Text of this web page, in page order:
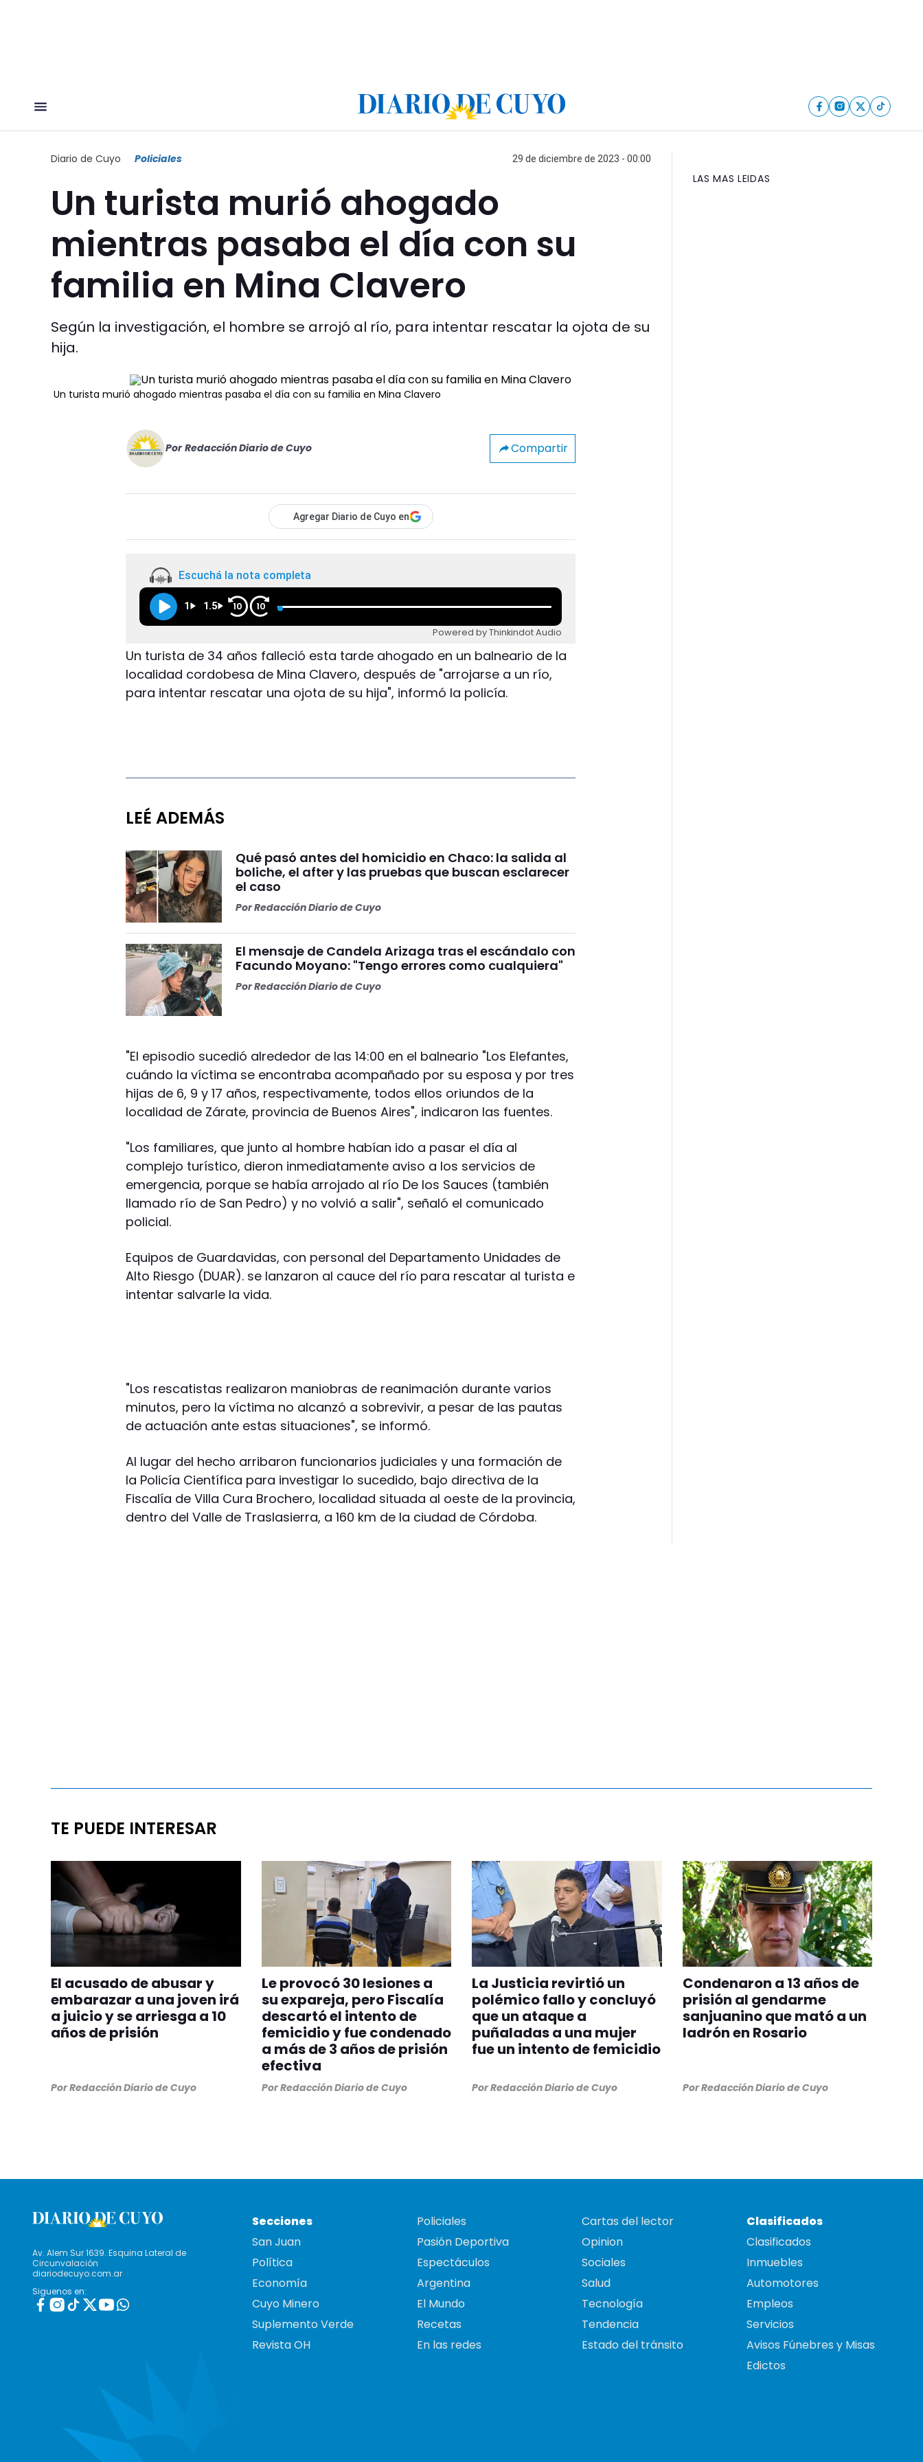
Diario de Cuyo Policiales 29 de diciembre de 2023 - 00:00
Un turista murió ahogado
mientras pasaba el día con su
familia en Mina Clavero
Según la investigación, el hombre se arrojó al río, para intentar rescatar la ojota de su
hija.
Un turista murió ahogado mientras pasaba el día con su familia en Mina Clavero
Por Redacción Diario de Cuyo Compartir
Agregar Diario de Cuyo en
Escuchá la nota completa
1 1.5 10 10
Powered by Thinkindot Audio
Un turista de 34 años falleció esta tarde ahogado en un balneario de la
localidad cordobesa de Mina Clavero, después de "arrojarse a un río,
para intentar rescatar una ojota de su hija", informó la policía.
LEÉ ADEMÁS
Qué pasó antes del homicidio en Chaco: la salida al
boliche, el after y las pruebas que buscan esclarecer
el caso
PorRedacción Diario de Cuyo
El mensaje de Candela Arizaga tras el escándalo con
Facundo Moyano: "Tengo errores como cualquiera"
PorRedacción Diario de Cuyo
"El episodio sucedió alrededor de las 14:00 en el balneario "Los Elefantes,
cuándo la víctima se encontraba acompañado por su esposa y por tres
hijas de 6, 9 y 17 años, respectivamente, todos ellos oriundos de la
localidad de Zárate, provincia de Buenos Aires", indicaron las fuentes.
"Los familiares, que junto al hombre habían ido a pasar el día al
complejo turístico, dieron inmediatamente aviso a los servicios de
emergencia, porque se había arrojado al río De los Sauces (también
llamado río de San Pedro) y no volvió a salir", señaló el comunicado
policial.
Equipos de Guardavidas, con personal del Departamento Unidades de
Alto Riesgo (DUAR). se lanzaron al cauce del río para rescatar al turista e
intentar salvarle la vida.
"Los rescatistas realizaron maniobras de reanimación durante varios
minutos, pero la víctima no alcanzó a sobrevivir, a pesar de las pautas
de actuación ante estas situaciones", se informó.
Al lugar del hecho arribaron funcionarios judiciales y una formación de
la Policía Científica para investigar lo sucedido, bajo directiva de la
Fiscalía de Villa Cura Brochero, localidad situada al oeste de la provincia,
dentro del Valle de Traslasierra, a 160 km de la ciudad de Córdoba.
LAS MAS LEIDAS
TE PUEDE INTERESAR
El acusado de abusar y
embarazar a una joven irá
a juicio y se arriesga a 10
años de prisión
PorRedacción Diario de Cuyo
Le provocó 30 lesiones a
su expareja, pero Fiscalía
descartó el intento de
femicidio y fue condenado
a más de 3 años de prisión
efectiva
PorRedacción Diario de Cuyo
La Justicia revirtió un
polémico fallo y concluyó
que un ataque a
puñaladas a una mujer
fue un intento de femicidio
PorRedacción Diario de Cuyo
Condenaron a 13 años de
prisión al gendarme
sanjuanino que mató a un
ladrón en Rosario
PorRedacción Diario de Cuyo
Av. Alem Sur 1639. Esquina Lateral de
Circunvalación
diariodecuyo.com.ar
Siguenos en:
Secciones
San Juan
Política
Economía
Cuyo Minero
Suplemento Verde
Revista OH
Policiales
Pasión Deportiva
Espectáculos
Argentina
El Mundo
Recetas
En las redes
Cartas del lector
Opinion
Sociales
Salud
Tecnología
Tendencia
Estado del tránsito
Clasificados
Clasificados
Inmuebles
Automotores
Empleos
Servicios
Avisos Fúnebres y Misas
Edictos